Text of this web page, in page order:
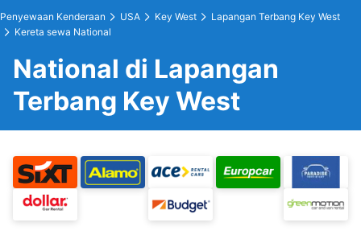
Penyewaan Kenderaan USA Key West
Lapangan Terbang Key West
Kereta sewa National
National di Lapangan
Terbang Key West